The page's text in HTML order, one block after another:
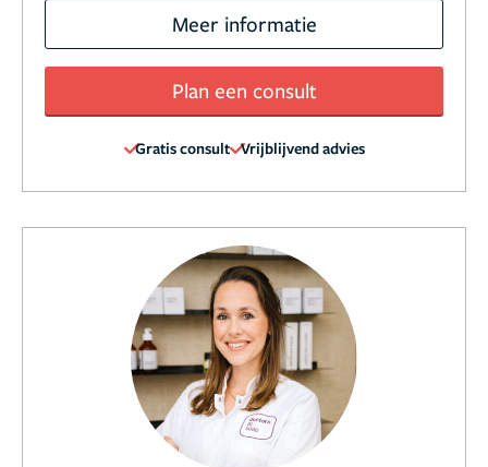
Meer informatie
Plan een consult
Gratis consult Vrijblijvend advies